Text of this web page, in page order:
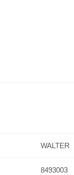
WALTER
8493003